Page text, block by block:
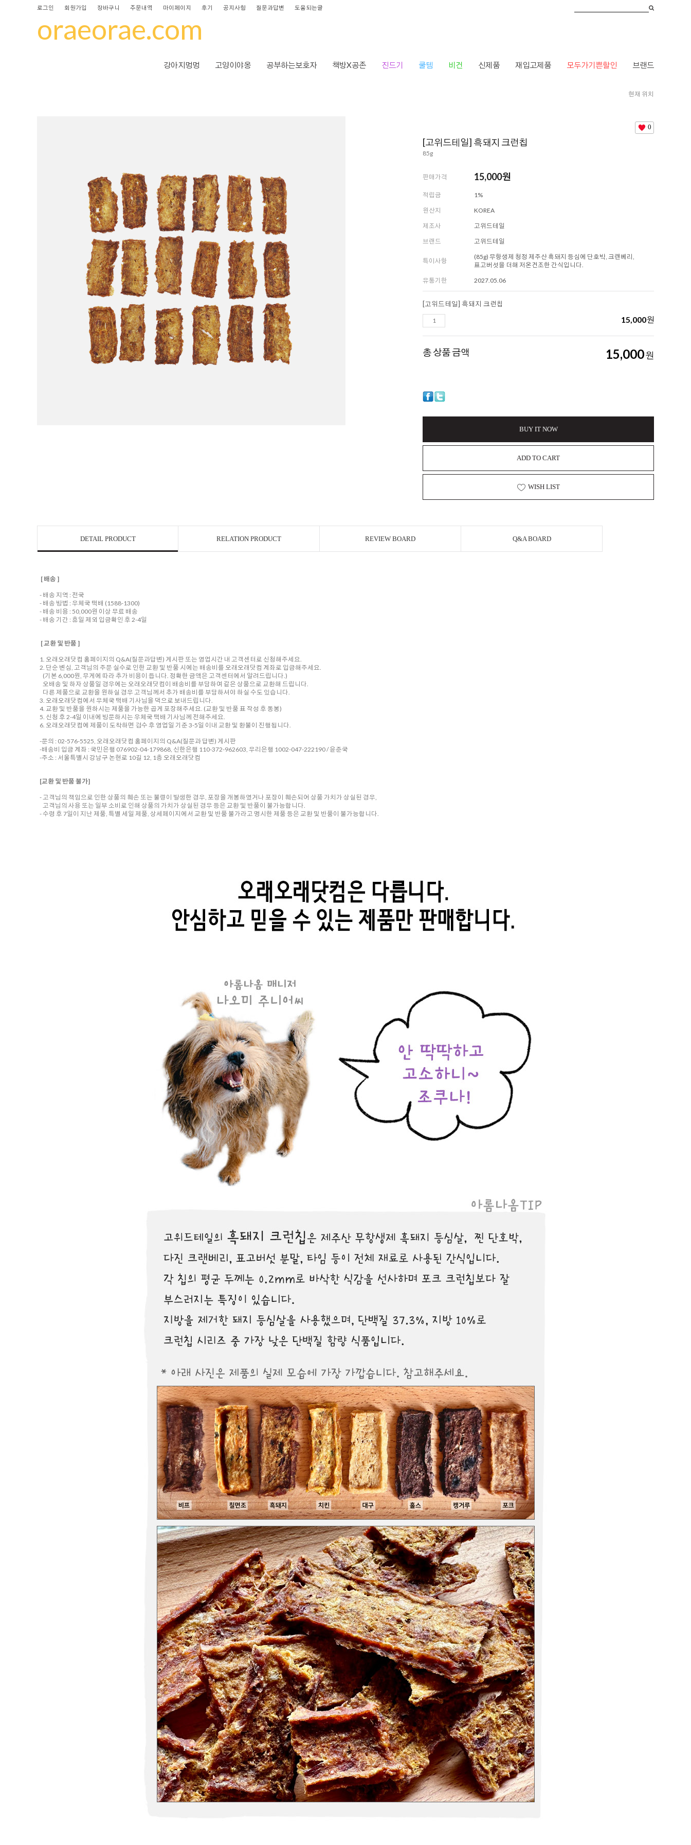
로그인 회원가입 장바구니 주문내역 마이페이지 후기 공지사항 질문과답변 도움되는글
oraeorae.com
강아지멍멍 고양이야옹 공부하는보호자 책방X공존 진드기 쿨템 비건 신제품 재입고제품 모두가기쁜할인 브랜드
현재 위치
0
[고위드테일] 흑돼지 크런칩
85g
판매가격 15,000원
적립금
1%
원산지
KOREA
제조사
고위드테일
브랜드
고위드테일
특이사항
(85g) 무항생제 청정 제주산 흑돼지 등심에 단호박, 크랜베리,
표고버섯을 더해 저온건조한 간식입니다.
유통기한
2027.05.06
[고위드테일] 흑돼지 크런칩
15,000원
총 상품 금액 15,000원
BUY IT NOW
ADD TO CART
WISH LIST
DETAIL PRODUCT RELATION PRODUCT REVIEW BOARD Q&A BOARD
[ 배송 ]
- 배송 지역 : 전국
- 배송 방법 : 우체국 택배 (1588-1300)
- 배송 비용 : 50,000원 이상 무료 배송
- 배송 기간 : 휴일 제외 입금확인 후 2-4일
[ 교환 및 반품 ]
1. 오래오래닷컴 홈페이지의 Q&A(질문과답변) 게시판 또는 영업시간 내 고객센터로 신청해주세요.
2. 단순 변심, 고객님의 주문 실수로 인한 교환 및 반품 시에는 배송비를 오래오래닷컴 계좌로 입금해주세요.
(기본 6,000원, 무게에 따라 추가 비용이 듭니다. 정확한 금액은 고객센터에서 알려드립니다.)
오배송 및 하자 상품일 경우에는 오래오래닷컴이 배송비를 부담하여 같은 상품으로 교환해 드립니다.
다른 제품으로 교환을 원하실 경우 고객님께서 추가 배송비를 부담하셔야 하실 수도 있습니다.
3. 오래오래닷컴에서 우체국 택배 기사님을 댁으로 보내드립니다.
4. 교환 및 반품을 원하시는 제품을 가능한 곱게 포장해주세요. (교환 및 반품 표 작성 후 동봉)
5. 신청 후 2-4일 이내에 방문하시는 우체국 택배 기사님께 전해주세요.
6. 오래오래닷컴에 제품이 도착하면 검수 후 영업일 기준 3-5일 이내 교환 및 환불이 진행됩니다.
-문의 : 02-576-5525, 오래오래닷컴 홈페이지의 Q&A(질문과 답변) 게시판
-배송비 입금 계좌 : 국민은행 076902-04-179868, 신한은행 110-372-962603, 우리은행 1002-047-222190 / 윤준국
-주소 : 서울특별시 강남구 논현로 10길 12, 1층 오래오래닷컴
[교환 및 반품 불가]
- 고객님의 책임으로 인한 상품의 훼손 또는 불량이 발생한 경우, 포장을 개봉하였거나 포장이 훼손되어 상품 가치가 상실된 경우,
고객님의 사용 또는 일부 소비로 인해 상품의 가치가 상실된 경우 등은 교환 및 반품이 불가능합니다.
- 수령 후 7일이 지난 제품, 특별 세일 제품, 상세페이지에서 교환 및 반품 불가라고 명시한 제품 등은 교환 및 반품이 불가능합니다.